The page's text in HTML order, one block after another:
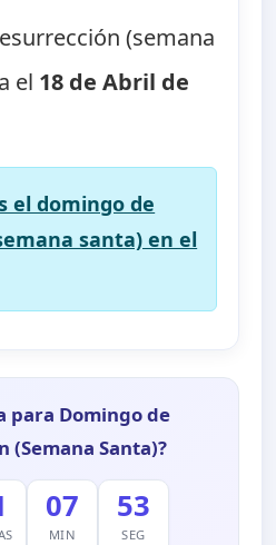
(semana
el 18 de Abril de
el domingo de
santa) en el
para Domingo de
(Semana Santa)?
07
MIN
52
SEG